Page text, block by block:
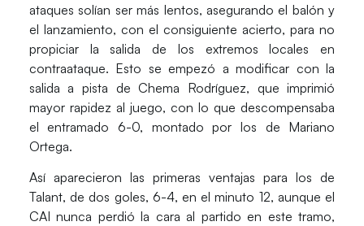
ataques solían ser más lentos, asegurando el balón y
el lanzamiento, con el consiguiente acierto, para no
propiciar la salida de los extremos locales en
contraataque. Esto se empezó a modificar con la
salida a pista de Chema Rodríguez, que imprimió
mayor rapidez al juego, con lo que descompensaba
el entramado 6-0, montado por los de Mariano
Ortega.
Así aparecieron las primeras ventajas para los de
Talant, de dos goles, 6-4, en el minuto 12, aunque el
CAI nunca perdió la cara al partido en este tramo,